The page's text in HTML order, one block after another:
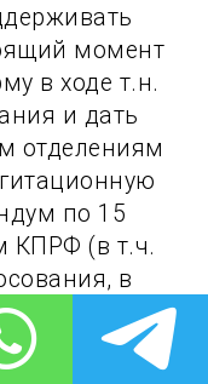
момент
в ходе т.н.
и дать
отделениям
по 15
КПРФ (в т.ч.
в
от мест
всех
за